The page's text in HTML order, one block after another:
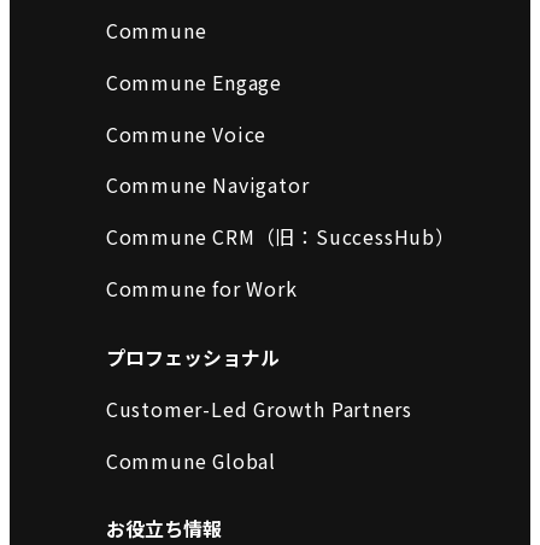
Commune
Commune Engage
Commune Voice
Commune Navigator
Commune CRM（旧：SuccessHub）
Commune for Work
プロフェッショナル
Customer-Led Growth Partners
Commune Global
お役立ち情報